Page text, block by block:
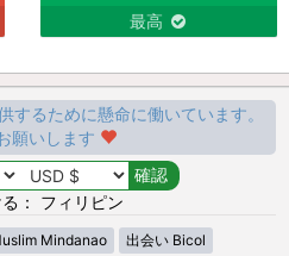
最高
するために懸命に働いています。
願いします
： フィリピン
Mindanao 出会い Bicol